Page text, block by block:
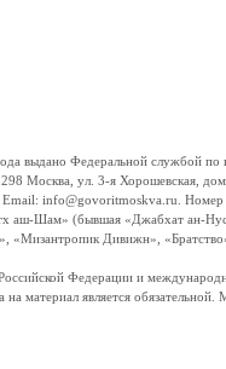
Федеральной службой по
Москва, ул. 3-я Хорошевская,
Email: info@govoritmoskva.ru.
аш-Шам» (бывшая «Джабхат ан-
Дивижн»,
Федерации и
материал является